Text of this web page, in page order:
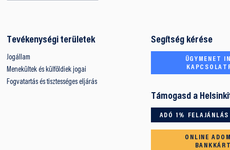
Tevékenységi területek
Jogállam
Menekültek és külföldiek jogai
Fogvatartás és tisztességes eljárás
Segítség kérése
ÜGYMENET
Támogasd a
ADÓ 1% FELAJÁNLÁS
ONLINE